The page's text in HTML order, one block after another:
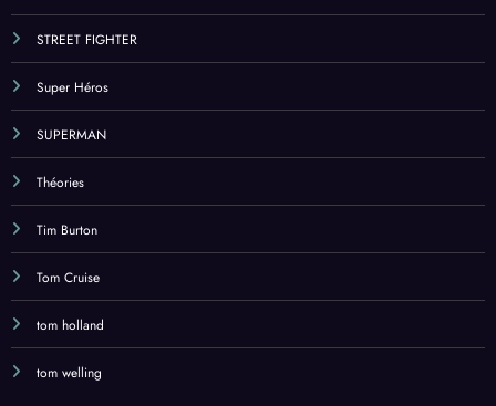
Spike Lee
STREET FIGHTER
Super Héros
SUPERMAN
Théories
Tim Burton
Tom Cruise
tom holland